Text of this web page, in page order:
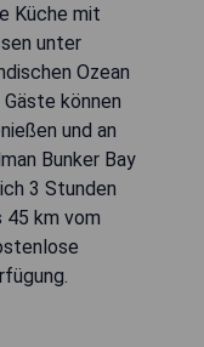
Küche mit
unter
Ozean
können
und an
Bunker Bay
3 Stunden
45 km vom